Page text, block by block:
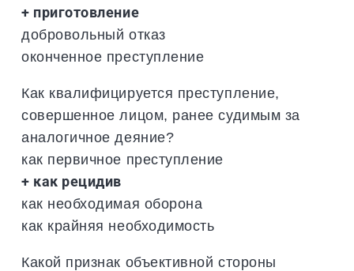
+ приготовление
добровольный отказ
оконченное преступление
Как квалифицируется преступление,
совершенное лицом, ранее судимым за
аналогичное деяние?
как первичное преступление
+ как рецидив
как необходимая оборона
как крайняя необходимость
Какой признак объективной стороны